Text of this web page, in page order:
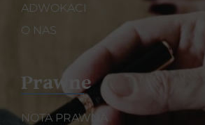
ADWOKACI
O NAS
Prawne
NOTA PRAWNA